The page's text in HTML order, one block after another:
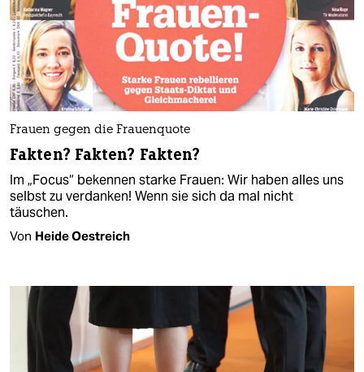
Frauen gegen die Frauenquote
Fakten? Fakten? Fakten?
Im „Focus“ bekennen starke Frauen: Wir haben alles uns
selbst zu verdanken! Wenn sie sich da mal nicht
täuschen.
Von Heide Oestreich